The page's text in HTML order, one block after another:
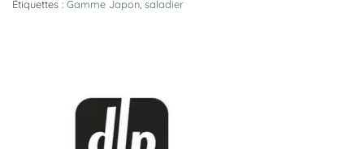
Étiquettes : Gamme Japon, saladier